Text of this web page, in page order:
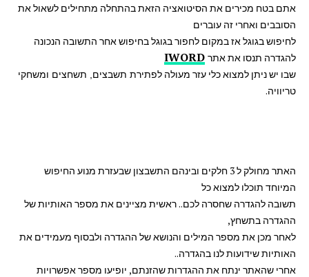
אתם בטח מכירים את הסיטואציה הזאת בהתחלה מתחילים לשאול את
הסובבים ואחרי זה עוברים
לחיפוש בגוגלאז במקום לחפור בגוגל בחיפוש אחר התשובה הנכונה
להגדרה תנסו את אתר IWORD
שבו יש ניתן למצוא כלי עזר מעולה לפתירת תשבצים, תשחצים ומשחקי
טריוויה.
האתר מחולק ל 3 חלקים ובינהם התשבצון שבעזרת מנוע החיפוש
המיוחד תוכלו למצוא כל
תשובה להגדרה שחסרה לכם.. ראשית מציינים את מספר האותיות של
ההגדרה בתשחץ,
לאחר מכן את מספר המילים והנושא של ההגדרה ולבסוף מעמידים את
האותיות שידועות לנו בהגדרה..
אחרי שהאתר ינתח את ההגדרות שהזנתם, יופיעו מספר אפשרויות